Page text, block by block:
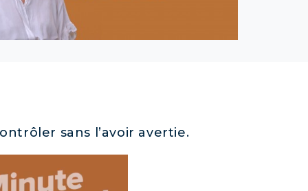
sans l’avoir avertie.